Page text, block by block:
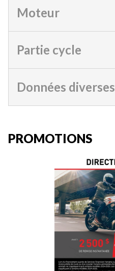
Moteur
Partie cycle
Données diverses
PROMOTIONS